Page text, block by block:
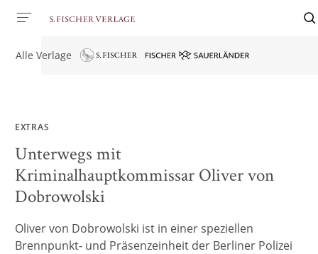
Alle Verlage
EXTRAS
Unterwegs mit
Kriminalhauptkommissar Oliver von
Dobrowolski
Oliver von Dobrowolski ist in einer speziellen
Brennpunkt- und Präsenzeinheit der Berliner Polizei